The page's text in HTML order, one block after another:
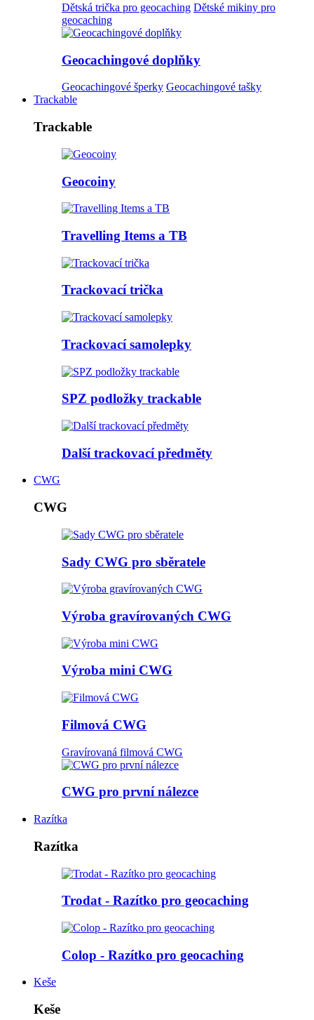
Dětská trička pro geocaching Dětské mikiny pro
geocaching
Geocachingové doplňky
Geocachingové šperky Geocachingové tašky
Trackable
Trackable
Geocoiny
Travelling Items a TB
Trackovací trička
Trackovací samolepky
SPZ podložky trackable
Další trackovací předměty
CWG
CWG
Sady CWG pro sběratele
Výroba gravírovaných CWG
Výroba mini CWG
Filmová CWG
Gravírovaná filmová CWG
CWG pro první nálezce
Razítka
Razítka
Trodat - Razítko pro geocaching
Colop - Razítko pro geocaching
Keše
Keše